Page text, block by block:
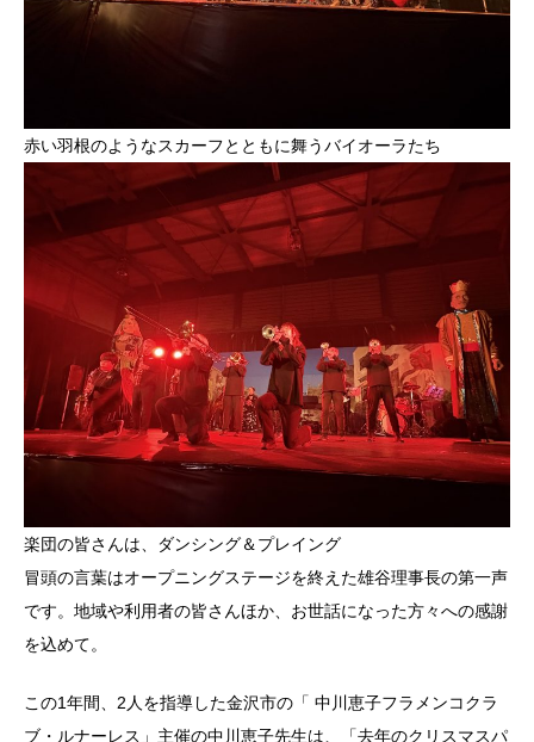
赤い羽根のようなスカーフとともに舞うバイオーラたち
楽団の皆さんは、ダンシング＆プレイング
冒頭の言葉はオープニングステージを終えた雄谷理事長の第一声
です。地域や利用者の皆さんほか、お世話になった方々への感謝
を込めて。
この1年間、2人を指導した金沢市の「 中川恵子フラメンコクラ
ブ・ルナーレス」主催の中川恵子先生は、「去年のクリスマスパ